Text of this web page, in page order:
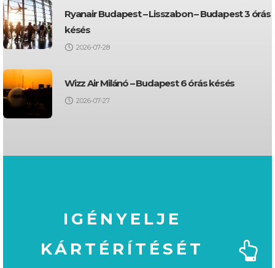
Ryanair Budapest – Lisszabon – Budapest 3 órás
késés
2026-07-28
Wizz Air Milánó – Budapest 6 órás késés
2026-07-27
IGÉNYELJE
KÁRTÉRÍTÉSÉT